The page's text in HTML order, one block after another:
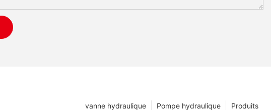
Produits
Pompe hydraulique
vanne hydraulique